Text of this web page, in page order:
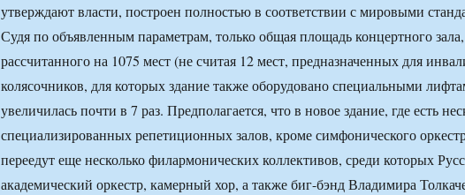
утверждают власти, построен полностью в соответствии с мировыми
Судя по объявленным параметрам, только общая площадь концертного зала,
рассчитанного на 1075 мест (не считая 12 мест, предназначенных для
колясочников, для которых здание также оборудовано специальными
увеличилась почти в 7 раз. Предполагается, что в новое здание, где есть
специализированных репетиционных залов, кроме симфонического
переедут еще несколько филармонических коллективов, среди которых
академический оркестр, камерный хор, а также биг-бэнд Владимира